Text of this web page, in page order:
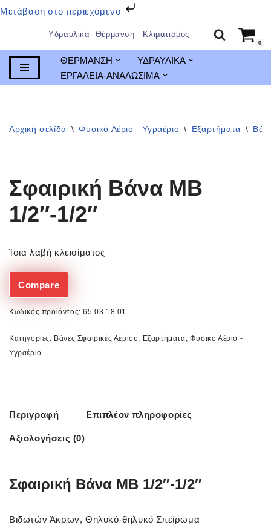
Μετάβαση στο περιεχόμενο
Μεταπηδήστε
στο
περιεχόμενο
Υδραυλικά -Θέρμανση - Κλιματισμός
0
ΘΕΡΜΑΝΣΗ
ΥΔΡΑΥΛΙΚΑ
ΕΡΓΑΛΕΙΑ-ΑΝΑΛΩΣΙΜΑ
Αρχική σελίδα \ Φυσικό Αέριο - Υγραέριο \ Εξαρτήματα \
Σφαιρική Βάνα MB
1/2″-1/2″
Ίσια λαβή κλεισίματος
Compare
Κωδικός προϊόντος:65.03.18.01
Κατηγορίες: Βάνες Σφαιρικές Αερίου, Εξαρτήματα, Φυσικό Αέριο -
Υγραέριο
Περιγραφή Επιπλέον πληροφορίες
Αξιολογήσεις (0)
Σφαιρική Βάνα MB 1/2″-1/2″
Βιδωτών Άκρων, Θηλυκό-θηλυκό Σπείρωμα